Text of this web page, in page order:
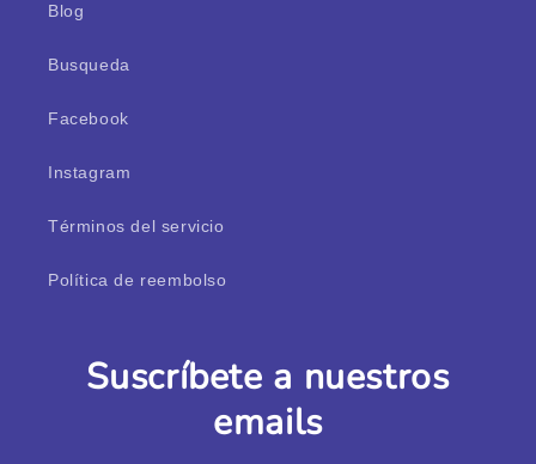
Blog
Busqueda
Facebook
Instagram
Términos del servicio
Política de reembolso
Suscríbete a nuestros
emails